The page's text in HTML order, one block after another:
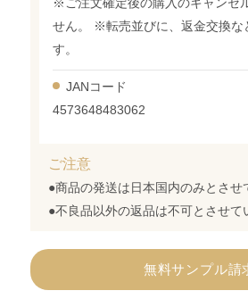
せん。 ※転売並びに、返金交換な
す。
JANコード
4573648483062
ご注意
●商品の発送は日本国内のみとさせ
●不良品以外の返品は不可とさせて
無料サンプル請